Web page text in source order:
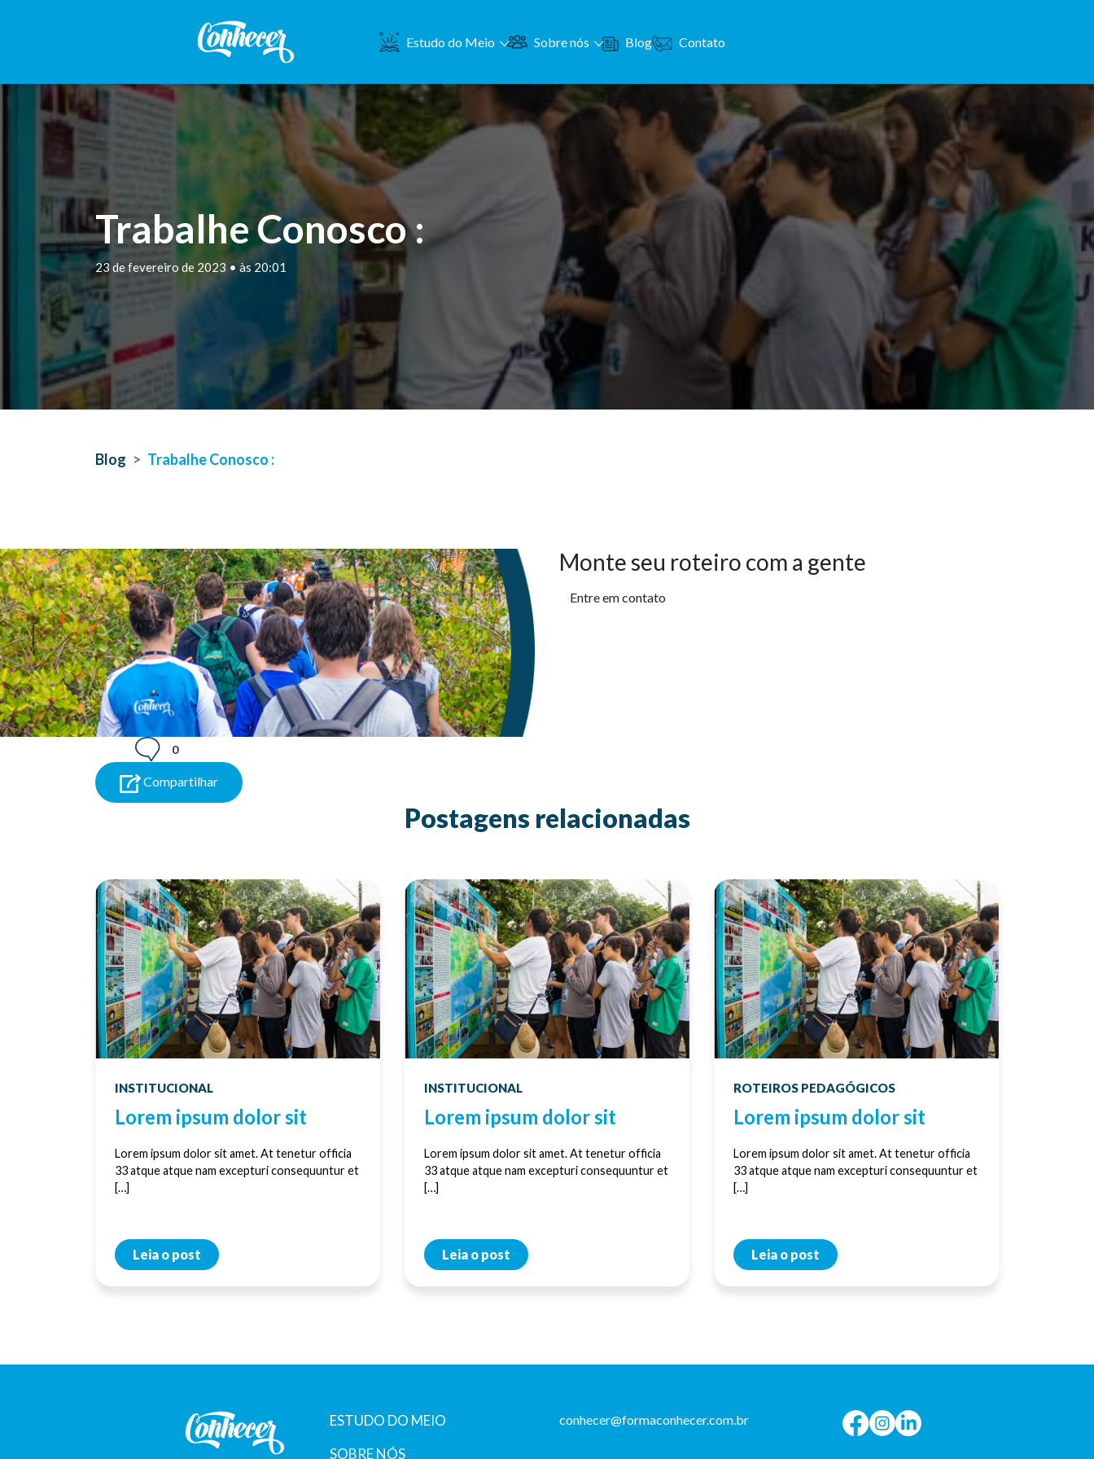
Estudo do Meio Sobre nós Blog Contato
Trabalhe Conosco :
23 de fevereiro de 2023 • às 20:01
Blog Trabalhe Conosco :
Monte seu roteiro com a gente
Entre em contato
0
Compartilhar
Postagens relacionadas
INSTITUCIONAL
Lorem ipsum dolor sit
Lorem ipsum dolor sit amet. At tenetur officia
33 atque atque nam excepturi consequuntur et
[…]
Leia o post
INSTITUCIONAL
Lorem ipsum dolor sit
Lorem ipsum dolor sit amet. At tenetur officia
33 atque atque nam excepturi consequuntur et
[…]
Leia o post
ROTEIROS PEDAGÓGICOS
Lorem ipsum dolor sit
Lorem ipsum dolor sit amet. At tenetur officia
33 atque atque nam excepturi consequuntur et
[…]
Leia o post
ESTUDO DO MEIO
SOBRE NÓS
conhecer@formaconhecer.com.br